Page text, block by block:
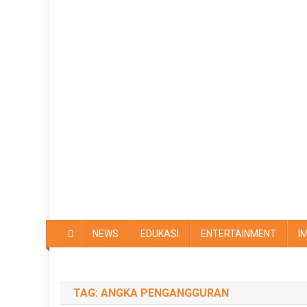
NEWS EDUKASI ENTERTAINMENT
TAG: ANGKA PENGANGGURAN